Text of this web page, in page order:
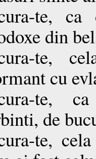
te,
din
te,
cu
te,
de
te,